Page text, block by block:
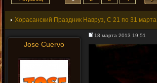
Хорасанский Праздник Навруз, С 21 по 31 марта
Jose Cuervo
18 марта 2013 19:51